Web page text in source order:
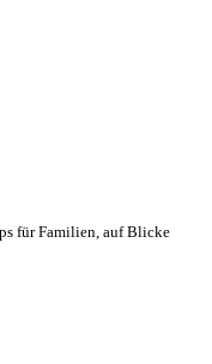
für Familien, auf Blicke